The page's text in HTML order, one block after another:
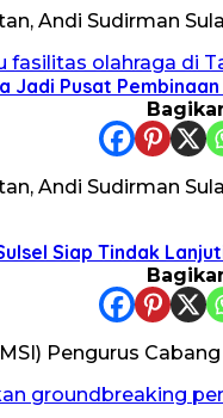
Andi Sudirman
Jadi Pusat
Andi Sudirman
Siap Tindak
Pengurus